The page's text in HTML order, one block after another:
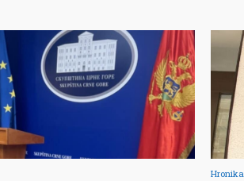
Hronika